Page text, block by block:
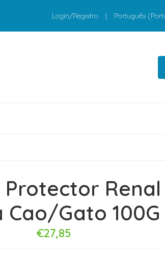
Login/Registro | Português
Renal
Cao/Gato 100G
€27,85